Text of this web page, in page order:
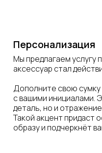
Персонализация
Мы предлагаем услугу
аксессуар стал
Дополните свою
с вашими инициалами.
деталь, но и
Такой акцент придаст
образу и подчеркнёт